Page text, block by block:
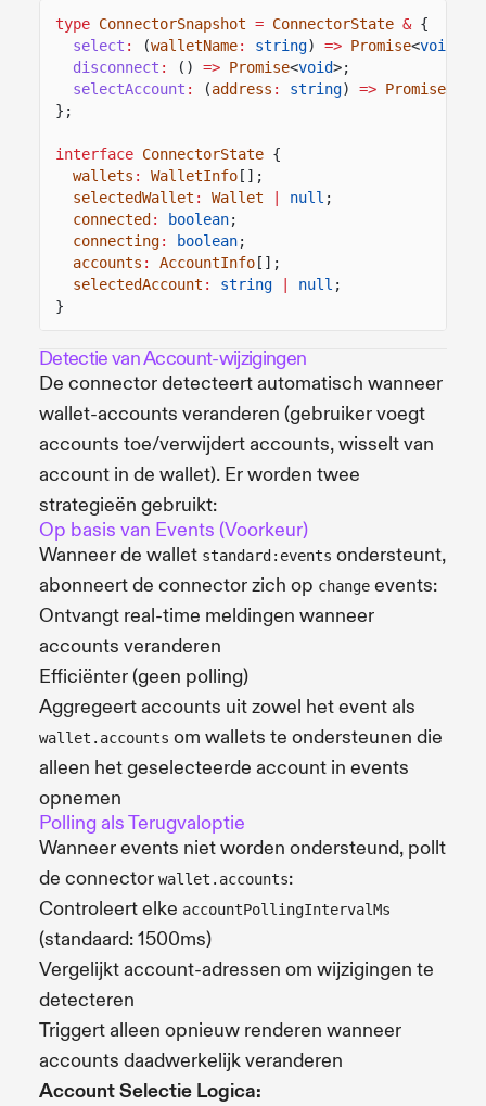
type ConnectorSnapshot = ConnectorState & {
select : (walletName: string) => Promise<void
disconnect : () => Promise<void>;
selectAccount : (address : string) => Promise
};
interface ConnectorState {
wallets : WalletInfo [];
selectedWallet : Wallet null ;
connected : boolean;
connecting: boolean;
accounts : AccountInfo [];
selectedAccount : string null ;
}
Detectie van Account-wijzigingen
De connector detecteert automatisch wanneer
wallet-accounts veranderen (gebruiker voegt
accounts toe/verwijdert accounts, wisselt van
account in de wallet). Er worden twee
strategieën gebruikt:
Op basis van Events (Voorkeur)
Wanneer de wallet standard:events ondersteunt,
abonneert de connector zich op change events:
Ontvangt real-time meldingen wanneer
accounts veranderen
Efficiënter (geen polling)
Aggregeert accounts uit zowel het event als
wallet.accounts om wallets te ondersteunen die
alleen het geselecteerde account in events
opnemen
Polling als Terugvaloptie
Wanneer events niet worden ondersteund, pollt
de connector wallet.accounts:
Controleert elke accountPollingIntervalMs
(standaard: 1500ms)
Vergelijkt account-adressen om wijzigingen te
detecteren
Triggert alleen opnieuw renderen wanneer
accounts daadwerkelijk veranderen
Account Selectie Logica: